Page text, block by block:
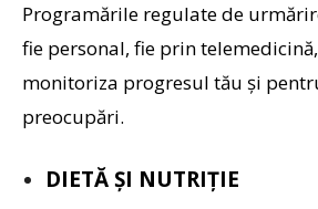
Programările regulate de
fie personal, fie prin
monitoriza progresul tău și
preocupări.
DIETĂ ȘI NUTRIȚIE